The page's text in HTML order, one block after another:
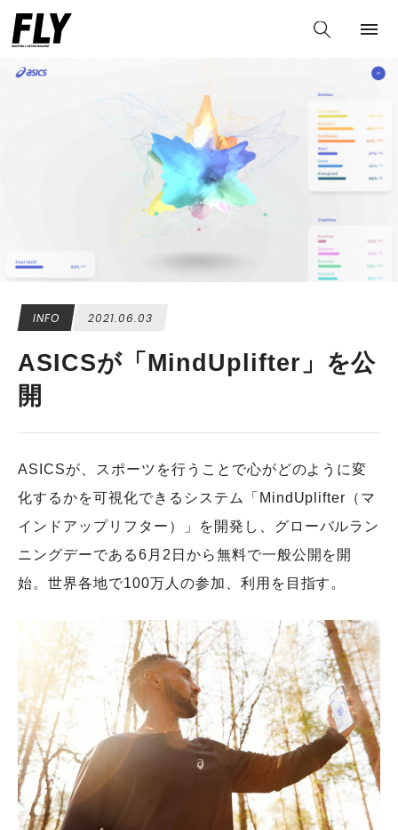
INFO 2021.06.03
ASICSが「MindUplifter」を公
開
ASICSが、スポーツを行うことで心がどのように変
化するかを可視化できるシステム「MindUplifter（マ
インドアップリフター）」を開発し、グローバルラン
ニングデーである6月2日から無料で一般公開を開
始。世界各地で100万人の参加、利用を目指す。